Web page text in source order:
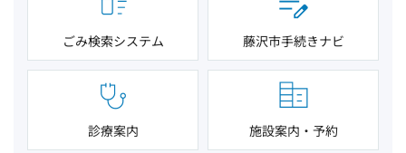
ごみ検索システム 藤沢市手続きナビ
診療案内 施設案内・予約